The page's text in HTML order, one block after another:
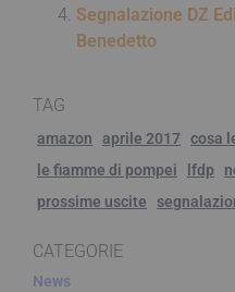
Segnalazione DZ
Benedetto
TAG
amazon aprile 2017 cosa
le fiamme di pompei
lfdp
prossime uscite
CATEGORIE
News